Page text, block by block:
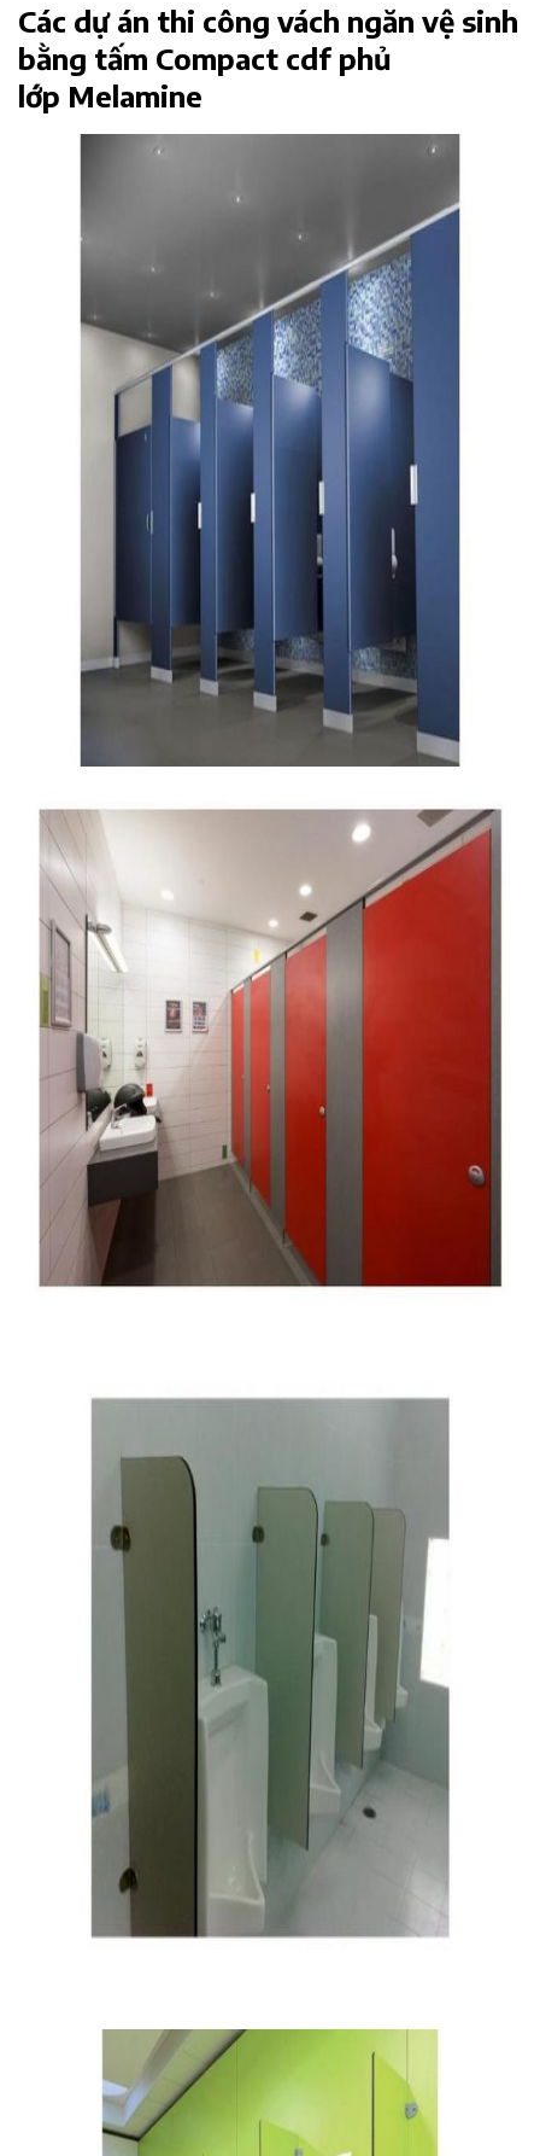
Các dự án thi công vách ngăn vệ sinh
bằng tấm Compact cdf phủ
lớp Melamine